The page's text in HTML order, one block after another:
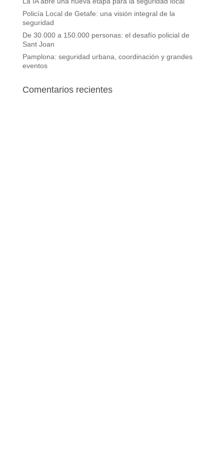
Policía Local de Getafe: una visión integral de la
seguridad
De 30.000 a 150.000 personas: el desafío policial de
Sant Joan
Pamplona: seguridad urbana, coordinación y grandes
eventos
Comentarios recientes